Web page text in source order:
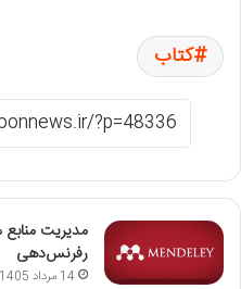
کتاب
مدیریت منابع
رفرنس‌دهی
14 مرداد 1405